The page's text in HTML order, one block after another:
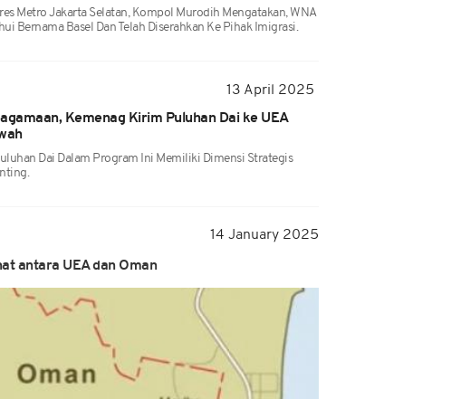
Metro Jakarta Selatan, Kompol Murodih Mengatakan, WNA
Bernama Basel Dan Telah Diserahkan Ke Pihak Imigrasi.
13 April 2025
Kemenag Kirim Puluhan Dai ke UEA
Dai Dalam Program Ini Memiliki Dimensi Strategis
14 January 2025
antara UEA dan Oman